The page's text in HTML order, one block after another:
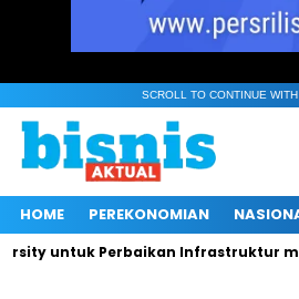
SCROLL TO CONTINUE
HOME PEREKONOMIAN
untuk Perbaikan Infrastruktur